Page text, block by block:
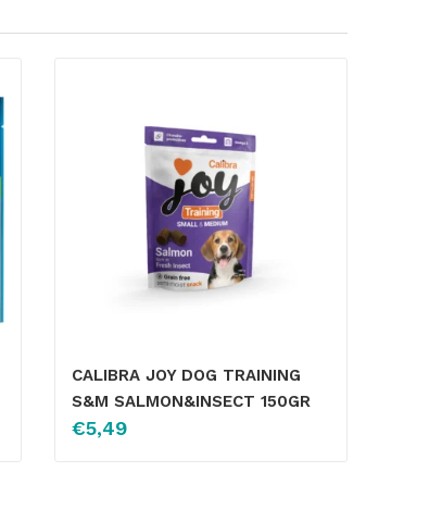
CALIBRA JOY DOG TRAINING
S&M SALMON&INSECT 150GR
€5,49